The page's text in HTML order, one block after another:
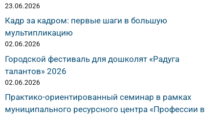
23.06.2026
Кадр за кадром: первые шаги в большую
мультипликацию
02.06.2026
Городской фестиваль для дошколят «Радуга
талантов» 2026
02.06.2026
Практико-ориентированный семинар в рамках
муниципального ресурсного центра «Профессии в